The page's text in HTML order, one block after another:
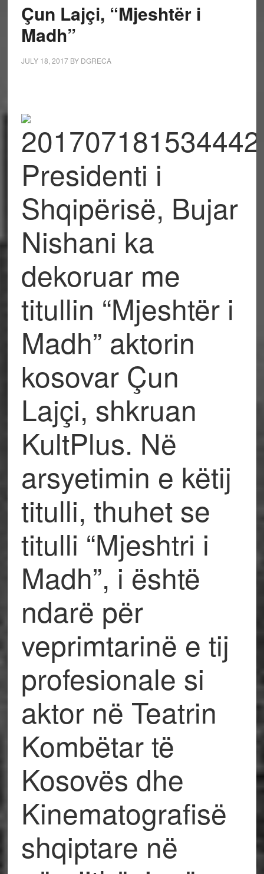
Çun Lajçi, “Mjeshtër i
Madh”
JULY 18, 2017BY DGRECA
Presidenti i
Shqipërisë, Bujar
Nishani ka
dekoruar me
titullin “Mjeshtër i
Madh” aktorin
kosovar Çun
Lajçi, shkruan
KultPlus. Në
arsyetimin e këtij
titulli, thuhet se
titulli “Mjeshtri i
Madh”, i është
ndarë për
veprimtarinë e tij
profesionale si
aktor në Teatrin
Kombëtar të
Kosovës dhe
Kinematografisë
shqiptare në